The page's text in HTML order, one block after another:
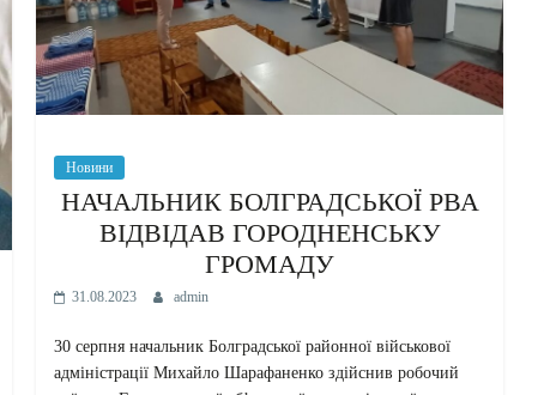
Новини
НАЧАЛЬНИК БОЛГРАДСЬКОЇ РВА
ВІДВІДАВ ГОРОДНЕНСЬКУ
ГРОМАДУ
31.08.2023 admin
30 серпня начальник Болградської районної військової
адміністрації Михайло Шарафаненко здійснив робочий